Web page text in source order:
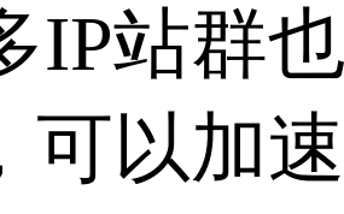
群也
可以加